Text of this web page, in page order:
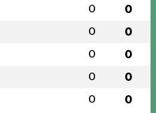
0 0
0 0
0 0
0 0
0 0